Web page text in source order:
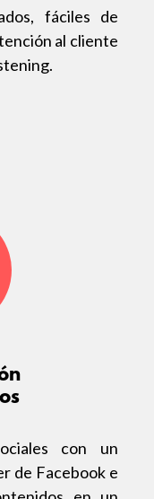
fáciles de
al cliente
con un
de Facebook e